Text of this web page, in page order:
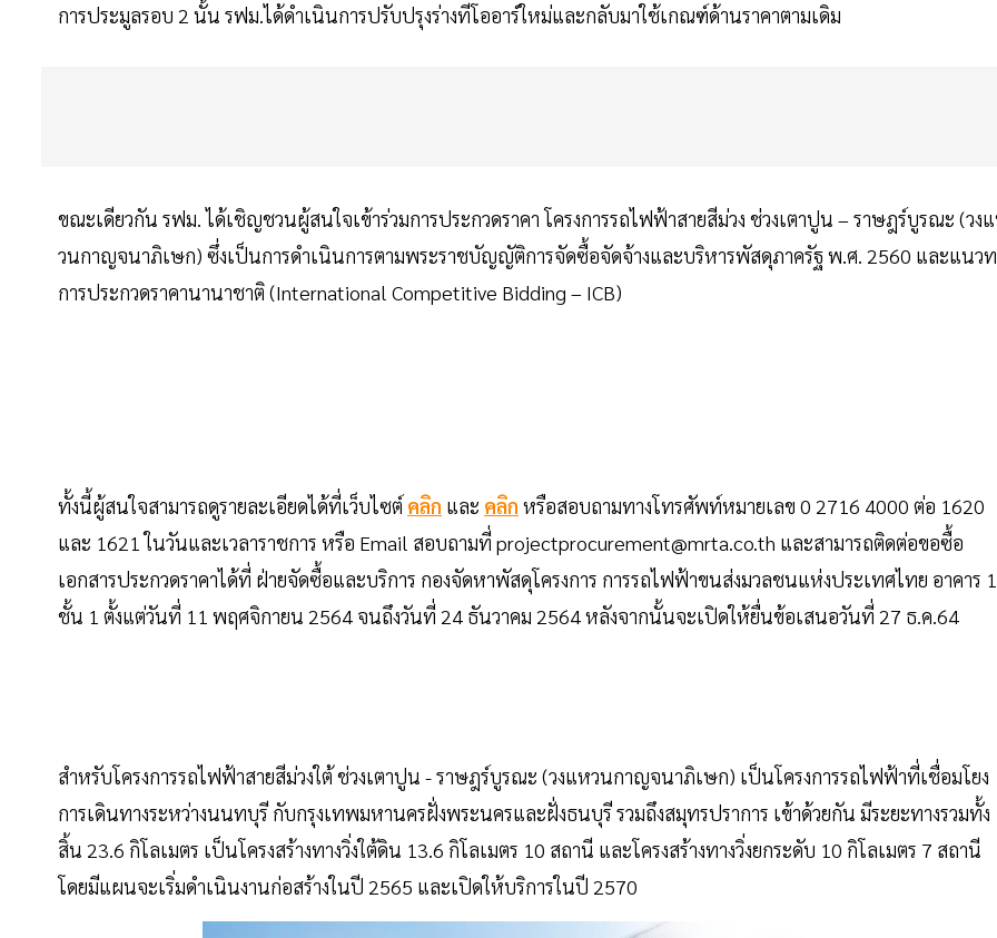
การประมูลรอบ 2 นั้น รฟม.ได้ดำเนินการปรับปรุงร่างทีโออาร์ใหม่และกลับมาใช้เกณฑ์ด้านราคาตามเดิม
ขณะเดียวกัน รฟม. ได้เชิญชวนผู้สนใจเข้าร่วมการประกวดราคา โครงการรถไฟฟ้าสายสีม่วง ช่วงเตาปูน – ราษฎร์บูรณะ (วง
วนกาญจนาภิเษก) ซึ่งเป็นการดำเนินการตามพระราชบัญญัติการจัดซื้อจัดจ้างและบริหารพัสดุภาครัฐ พ.ศ. 2560 และแนวท
การประกวดราคานานาชาติ (International Competitive Bidding – ICB)
ทั้งนี้ผู้สนใจสามารถดูรายละเอียดได้ที่เว็บไซต์ คลิก และ คลิก หรือสอบถามทางโทรศัพท์หมายเลข 0 2716 4000 ต่อ 1620
และ 1621 ในวันและเวลาราชการ หรือ Email สอบถามที่ projectprocurement@mrta.co.th และสามารถติดต่อขอซื้อ
เอกสารประกวดราคาได้ที่ ฝ่ายจัดซื้อและบริการ กองจัดหาพัสดุโครงการ การรถไฟฟ้าขนส่งมวลชนแห่งประเทศไทย อาคาร 1
ชั้น 1 ตั้งแต่วันที่ 11 พฤศจิกายน 2564 จนถึงวันที่ 24 ธันวาคม 2564 หลังจากนั้นจะเปิดให้ยื่นข้อเสนอวันที่ 27 ธ.ค.64
สำหรับโครงการรถไฟฟ้าสายสีม่วงใต้ ช่วงเตาปูน - ราษฎร์บูรณะ (วงแหวนกาญจนาภิเษก) เป็นโครงการรถไฟฟ้าที่เชื่อมโยง
การเดินทางระหว่างนนทบุรี กับกรุงเทพมหานครฝั่งพระนครและฝั่งธนบุรี รวมถึงสมุทรปราการ เข้าด้วยกัน มีระยะทางรวมทั้ง
สิ้น 23.6 กิโลเมตร เป็นโครงสร้างทางวิ่งใต้ดิน 13.6 กิโลเมตร 10 สถานี และโครงสร้างทางวิ่งยกระดับ 10 กิโลเมตร 7 สถานี
โดยมีแผนจะเริ่มดำเนินงานก่อสร้างในปี 2565 และเปิดให้บริการในปี 2570